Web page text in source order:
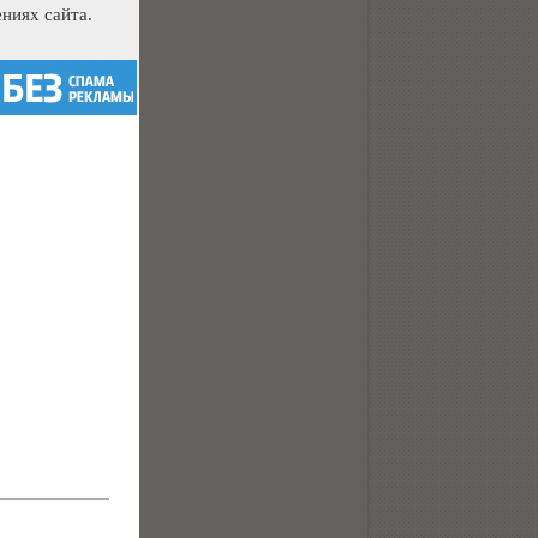
сайта.